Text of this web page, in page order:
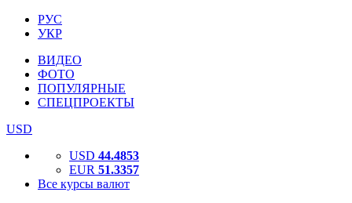
РУС
УКР
ВИДЕО
ФОТО
ПОПУЛЯРНЫЕ
СПЕЦПРОЕКТЫ
USD
USD 44.4853
EUR 51.3357
Все курсы валют